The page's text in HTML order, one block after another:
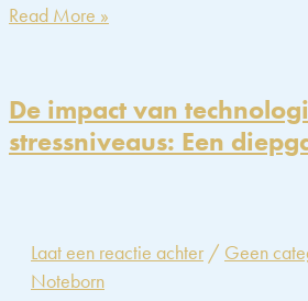
Stress
De
Psychologische
Impact
Herstel
Read More »
De impact van
stressniveaus: Een
Laat een reactie achter / Geen
Noteborn